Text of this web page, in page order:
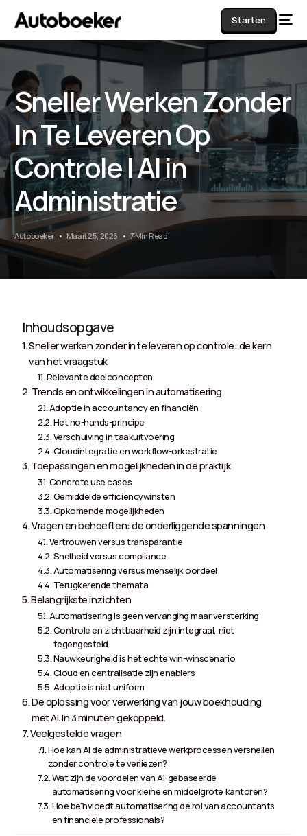
Starten
Sneller Werken Zonder
In Te Leveren Op
Controle | AI in
Administratie
Autoboeker Maart 25, 2026 7 Min Read
Inhoudsopgave
Sneller werken zonder in te leveren op controle: de kern
van het vraagstuk
Relevante deelconcepten
Trends en ontwikkelingen in automatisering
Adoptie in accountancy en financiën
Het no-hands-principe
Verschuiving in taakuitvoering
Cloudintegratie en workflow-orkestratie
Toepassingen en mogelijkheden in de praktijk
Concrete use cases
Gemiddelde efficiencywinsten
Opkomende mogelijkheden
Vragen en behoeften: de onderliggende spanningen
Vertrouwen versus transparantie
Snelheid versus compliance
Automatisering versus menselijk oordeel
Terugkerende themata
Belangrijkste inzichten
Automatisering is geen vervanging maar versterking
Controle en zichtbaarheid zijn integraal, niet
tegengesteld
Nauwkeurigheid is het echte win-winscenario
Cloud en centralisatie zijn enablers
Adoptie is niet uniform
De oplossing voor verwerking van jouw boekhouding
met AI. In 3 minuten gekoppeld.
Veelgestelde vragen
Hoe kan AI de administratieve werkprocessen versnellen
zonder controle te verliezen?
Wat zijn de voordelen van AI-gebaseerde
automatisering voor kleine en middelgrote kantoren?
Hoe beïnvloedt automatisering de rol van accountants
en financiële professionals?
AI